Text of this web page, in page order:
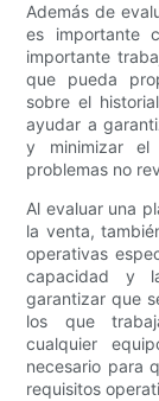
Además de
es importante
importante
que pueda
sobre el
ayudar a
y minimizar el
problemas no
Al evaluar una
la venta,
operativas
capacidad y
garantizar que
los que
cualquier
necesario para
requisitos